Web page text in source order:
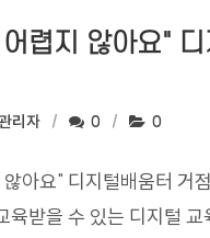
렵지 않아요"
성자:
리자 댓글수:
0 조회수:
0
아요" 디지털배움터 거
육받을 수 있는 디지털